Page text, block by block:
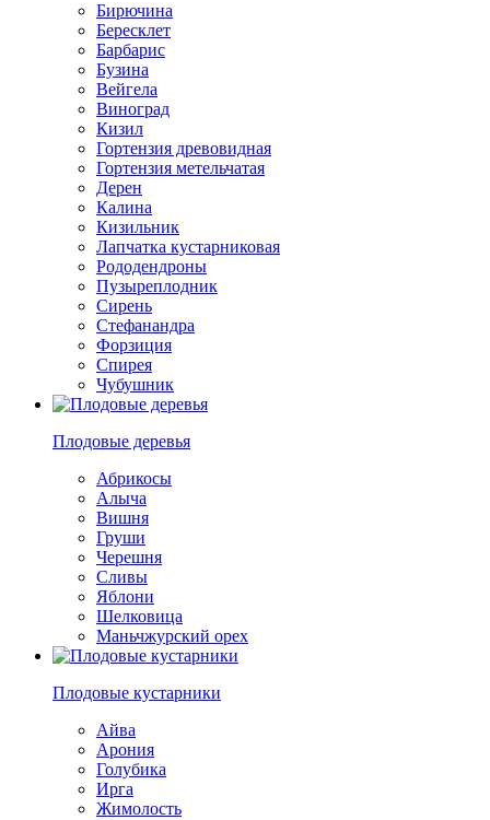
Бирючина
Бересклет
Барбарис
Бузина
Вейгела
Виноград
Кизил
Гортензия древовидная
Гортензия метельчатая
Дерен
Калина
Кизильник
Лапчатка кустарниковая
Рододендроны
Пузыреплодник
Сирень
Стефанандра
Форзиция
Спирея
Чубушник
Плодовые деревья
Абрикосы
Алыча
Вишня
Груши
Черешня
Сливы
Яблони
Шелковица
Маньчжурский орех
Плодовые кустарники
Айва
Арония
Голубика
Ирга
Жимолость